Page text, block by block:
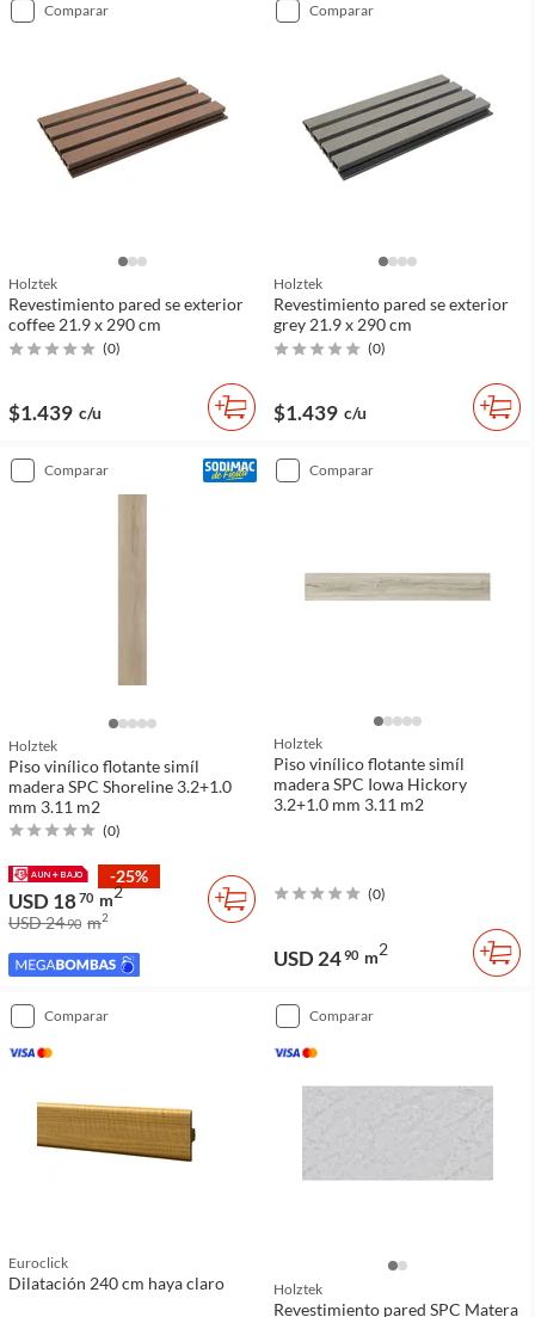
comparar
Holztek
Revestimiento pared se exterior
coffee 21.9 x 290 cm
(0)
$1.439 c/u
comparar
Holztek
Revestimiento pared se exterior
grey 21.9 x 290 cm
(0)
$1.439 c/u
comparar
Holztek
Piso vinílico flotante simíl
madera SPC Shoreline 3.2+1.0
mm 3.11 m2
(0)
-25%
USD 1870 m2
USD 2490 m2
comparar
Holztek
Piso vinílico flotante simíl
madera SPC Iowa Hickory
3.2+1.0 mm 3.11 m2
(0)
USD 2490 m2
comparar
Euroclick
Dilatación 240 cm haya claro
comparar
Holztek
Revestimiento pared SPC Matera